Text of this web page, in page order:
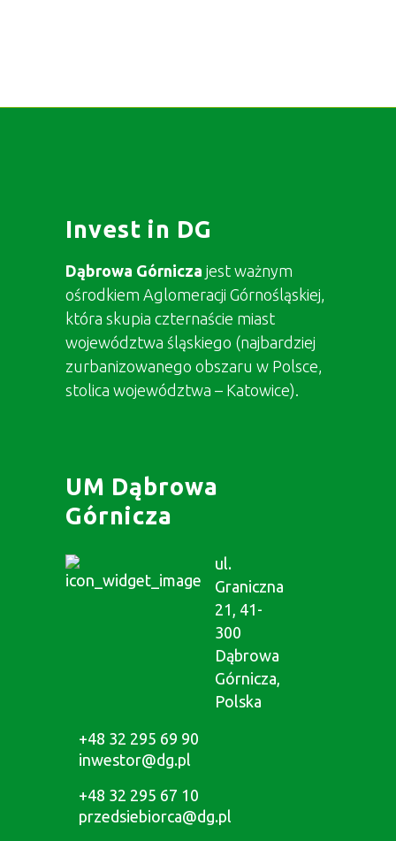
Invest in DG
Dąbrowa Górnicza jest ważnym
ośrodkiem Aglomeracji Górnośląskiej,
która skupia czternaście miast
województwa śląskiego (najbardziej
zurbanizowanego obszaru w Polsce,
stolica województwa – Katowice).
UM Dąbrowa
Górnicza
ul.
Graniczna
21, 41-
300
Dąbrowa
Górnicza,
Polska
+48 32 295 69 90
inwestor@dg.pl
+48 32 295 67 10
przedsiebiorca@dg.pl